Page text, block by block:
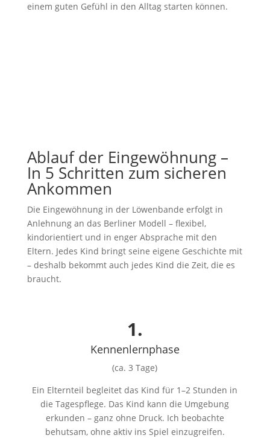
einem guten Gefühl in den Alltag starten können.
Ablauf der Eingewöhnung –
In 5 Schritten zum sicheren
Ankommen
Die Eingewöhnung in der Löwenbande erfolgt in
Anlehnung an das Berliner Modell – flexibel,
kindorientiert und in enger Absprache mit den
Eltern. Jedes Kind bringt seine eigene Geschichte mit
– deshalb bekommt auch jedes Kind die Zeit, die es
braucht.
1.
Kennenlernphase
(ca. 3 Tage)
Ein Elternteil begleitet das Kind für 1–2 Stunden in
die Tagespflege. Das Kind kann die Umgebung
erkunden – ganz ohne Druck. Ich beobachte
behutsam, ohne aktiv ins Spiel einzugreifen.